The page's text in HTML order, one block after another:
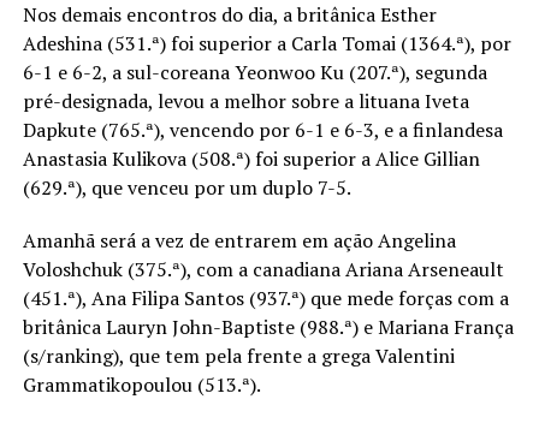
Nos demais encontros do dia, a britânica Esther
Adeshina (531.ª) foi superior a Carla Tomai (1364.ª), por
6-1 e 6-2, a sul-coreana Yeonwoo Ku (207.ª), segunda
pré-designada, levou a melhor sobre a lituana Iveta
Dapkute (765.ª), vencendo por 6-1 e 6-3, e a finlandesa
Anastasia Kulikova (508.ª) foi superior a Alice Gillian
(629.ª), que venceu por um duplo 7-5.
Amanhã será a vez de entrarem em ação Angelina
Voloshchuk (375.ª), com a canadiana Ariana Arseneault
(451.ª), Ana Filipa Santos (937.ª) que mede forças com a
britânica Lauryn John-Baptiste (988.ª) e Mariana França
(s/ranking), que tem pela frente a grega Valentini
Grammatikopoulou (513.ª).